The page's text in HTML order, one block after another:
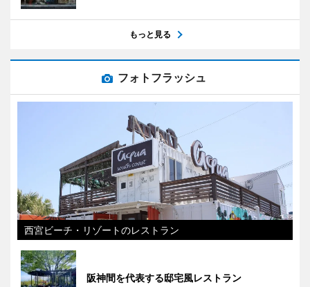
もっと見る
フォトフラッシュ
西宮ビーチ・リゾートのレストラン
阪神間を代表する邸宅風レストラン